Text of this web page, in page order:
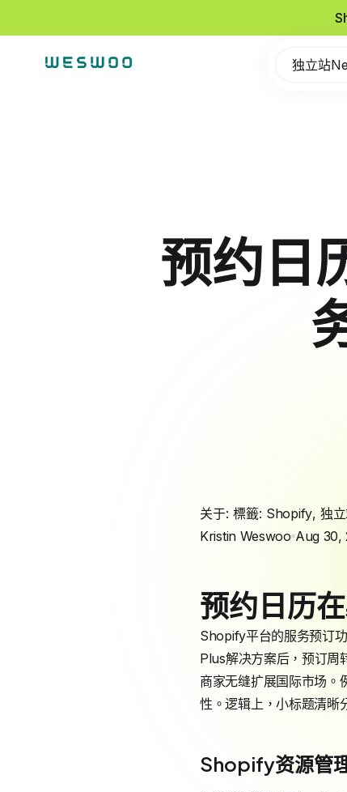
独立站
预约日
关于: 標籤: Shopify, 独
Kristin Weswoo Aug 30,
预约日历在
Shopify平台的服务预订
Plus解决方案后，预订
商家无缝扩展国际市场
性。逻辑上，小标题清晰
Shopify资源管